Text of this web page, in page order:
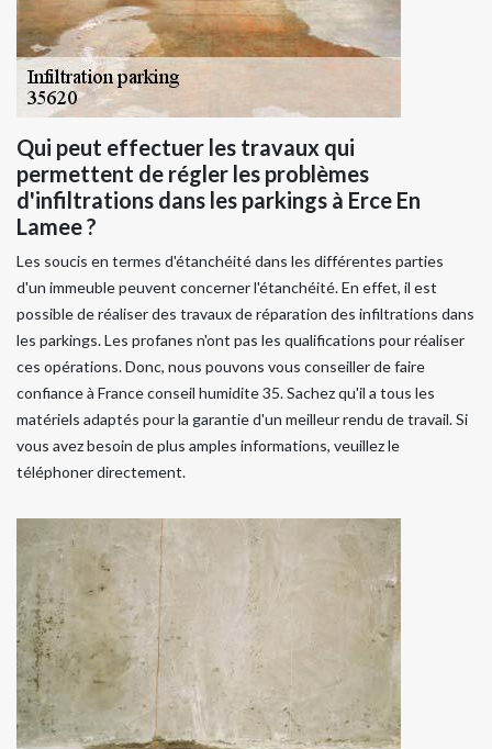
Qui peut effectuer les travaux qui
permettent de régler les problèmes
d'infiltrations dans les parkings à Erce En
Lamee ?
Les soucis en termes d'étanchéité dans les différentes parties
d'un immeuble peuvent concerner l'étanchéité. En effet, il est
possible de réaliser des travaux de réparation des infiltrations dans
les parkings. Les profanes n'ont pas les qualifications pour réaliser
ces opérations. Donc, nous pouvons vous conseiller de faire
confiance à France conseil humidite 35. Sachez qu'il a tous les
matériels adaptés pour la garantie d'un meilleur rendu de travail. Si
vous avez besoin de plus amples informations, veuillez le
téléphoner directement.